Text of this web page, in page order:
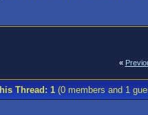
«
Thread: 1(0 members and 1